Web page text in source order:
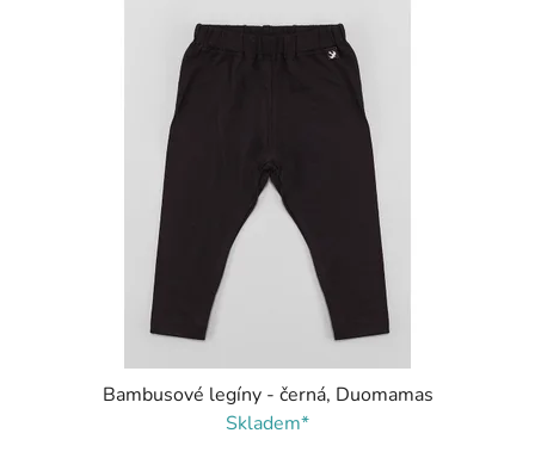
Bambusové legíny - černá, Duomamas
Skladem*